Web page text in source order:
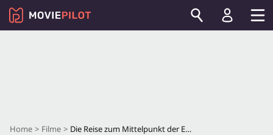
Home Filme Die Reise zum Mittelpunkt der Erde